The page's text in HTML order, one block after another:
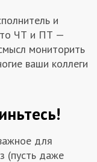
и
то ЧТ и ПТ —
мониторить
ваши коллеги
для
(пусть даже